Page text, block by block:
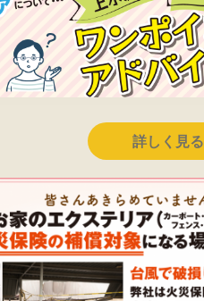
詳しく見る